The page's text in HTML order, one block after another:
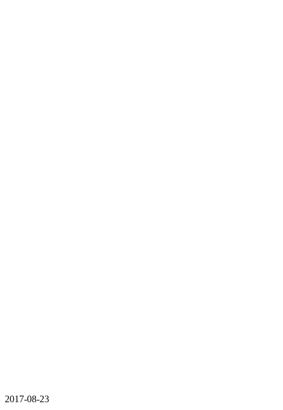
2017-08-23